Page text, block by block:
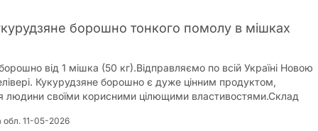
борошно тонкого помолу в мішках
від 1 мішка (50 кг).Відправляємо по всій Україні Новою
Кукурудзяне борошно є дуже цінним продуктом,
людини своїми корисними цілющими властивостями.Склад
насиченості;вітаміни групи В;вітамін Е;нікотинова
обл. 11-05-2026